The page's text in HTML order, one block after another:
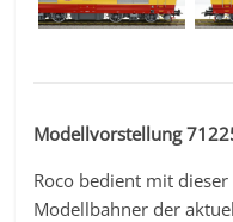
Modellvorstellung
Roco bedient mit
Modellbahner der